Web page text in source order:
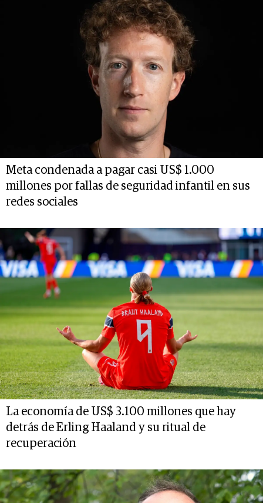
Meta condenada a pagar casi US$ 1.000
millones por fallas de seguridad infantil en sus
redes sociales
La economía de US$ 3.100 millones que hay
detrás de Erling Haaland y su ritual de
recuperación